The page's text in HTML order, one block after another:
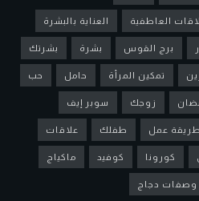
العاطفية العناية بالبشرة
برج القوس بشرة بشرتك
تمكين المرأة حامل حب
زوجك سوبر إيف
طريقة عمل طفلك علاقات
كورونا كوفيد ماكياج
وصفات دجاج